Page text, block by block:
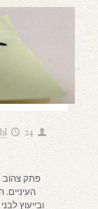
24 בנובמבר 2019
פתק צהוב
ובייעוץ